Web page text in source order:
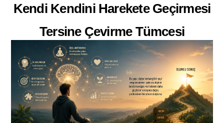
Kendi Kendini Harekete Geçirmesi
Tersine Çevirme Tümcesi